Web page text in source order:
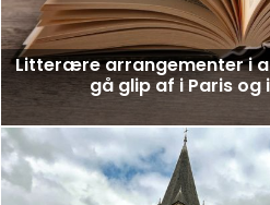
Litterære arrangementer i
gå glip af i Paris